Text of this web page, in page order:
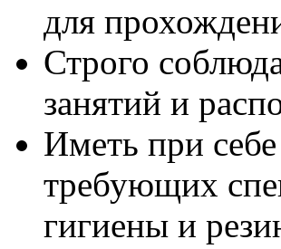
для
Строго
занятий и
Иметь при
требующих
гигиены и